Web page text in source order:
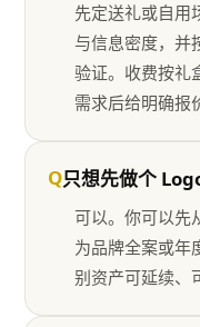
先定送礼或自用
与信息密度，并
验证。收费按礼
需求后给明确报
Q只想先做个
可以。你可以先
为品牌全案或年
别资产可延续、